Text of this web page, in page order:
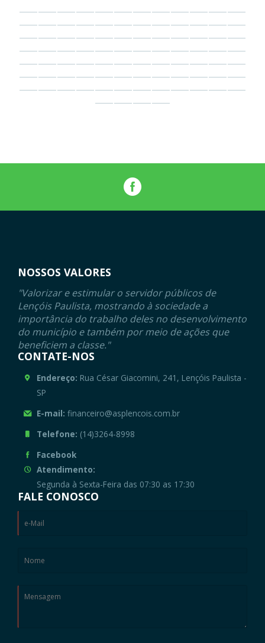
NOSSOS VALORES
"Valorizar e estimular o servidor públicos de
Lençóis Paulista, mostrando à sociedade a
importância do trabalho deles no desenvolvimento
do município e também por meio de ações que
beneficiem a classe."
CONTATE-NOS
Endereço: Rua César Giacomini, 241, Lençóis Paulista -
SP
E-mail: financeiro@asplencois.com.br
Telefone: (14)3264-8998
Facebook
Atendimento:
Segunda à Sexta-Feira das 07:30 as 17:30
FALE CONOSCO